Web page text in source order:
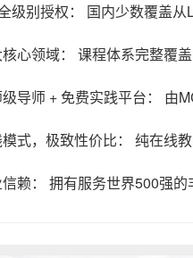
级别授权： 国内少数覆盖
心领域： 课程体系完整覆
导师 + 免费实践平台： 由
式，极致性价比： 纯在线
赖： 拥有服务世界500强的